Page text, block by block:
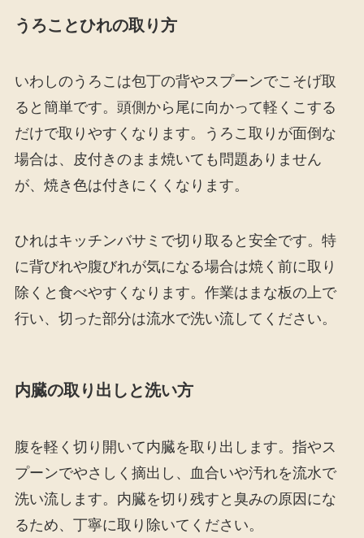
うろことひれの取り方
いわしのうろこは包丁の背やスプーンでこそげ取
ると簡単です。頭側から尾に向かって軽くこする
だけで取りやすくなります。うろこ取りが面倒な
場合は、皮付きのまま焼いても問題ありません
が、焼き色は付きにくくなります。
ひれはキッチンバサミで切り取ると安全です。特
に背びれや腹びれが気になる場合は焼く前に取り
除くと食べやすくなります。作業はまな板の上で
行い、切った部分は流水で洗い流してください。
内臓の取り出しと洗い方
腹を軽く切り開いて内臓を取り出します。指やス
プーンでやさしく摘出し、血合いや汚れを流水で
洗い流します。内臓を切り残すと臭みの原因にな
るため、丁寧に取り除いてください。